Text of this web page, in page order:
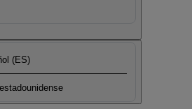
(ES)